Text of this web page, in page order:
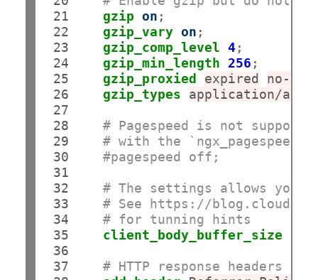
21
22
23
24
25
26
27
28
29
30
31
32
33
34
35
36
37
gzip on ;
gzip_vary on ;
gzip_comp_level 4 ;
gzip_min_length
256 ;
gzip_proxied
expired
no-
gzip_types
application/
# Pagespeed is not
# with the
#pagespeed off;
# The settings allows you
# See https://
# for tunning hints
client_body_buffer_size
# HTTP response headers